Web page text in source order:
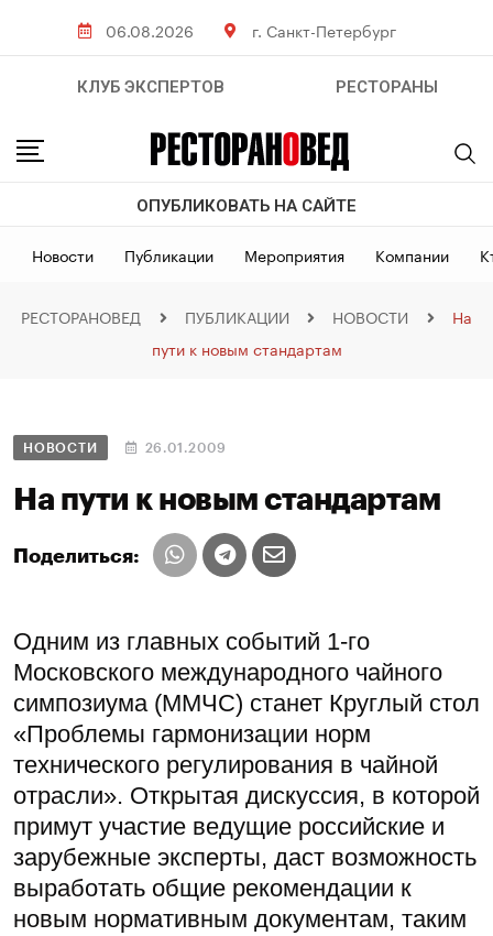
06.08.2026 г. Санкт-Петербург
КЛУБ ЭКСПЕРТОВ РЕСТОРАНЫ
ОПУБЛИКОВАТЬ НА САЙТЕ
Новости Публикации Мероприятия Компании
РЕСТОРАНОВЕД ПУБЛИКАЦИИ НОВОСТИ
На
пути к новым стандартам
НОВОСТИ 26.01.2009
На пути к новым стандартам
Поделиться:
Одним из главных событий 1-го
Московского международного чайного
симпозиума (ММЧС) станет Круглый стол
«Проблемы гармонизации норм
технического регулирования в чайной
отрасли». Открытая дискуссия, в которой
примут участие ведущие российские и
зарубежные эксперты, даст возможность
выработать общие рекомендации к
новым нормативным документам, таким